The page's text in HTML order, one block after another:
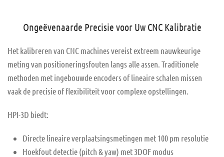
Ongeëvenaarde Precisie voor Uw CNC Kalibratie
Het kalibreren van CNC machines vereist extreem nauwkeurige
meting van positioneringsfouten langs alle assen. Traditionele
methoden met ingebouwde encoders of lineaire schalen missen
vaak de precisie of flexibiliteit voor complexe opstellingen.
HPI-3D biedt:
Directe lineaire verplaatsingsmetingen met 100 pm resolutie
Hoekfout detectie (pitch & yaw) met 3DOF modus